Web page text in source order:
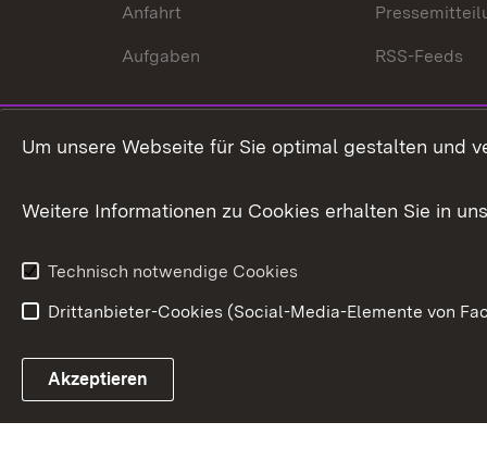
Anfahrt
Aufgaben RSS-Feeds
Link zum Landesportal
Um unsere Webseite für Sie optimal gestalten und
Weitere Informationen zu Cookies erhalten Sie in
Technisch notwendige Cookies
Drittanbieter-Cookies (Social-Media-Elemente von
Akzeptieren